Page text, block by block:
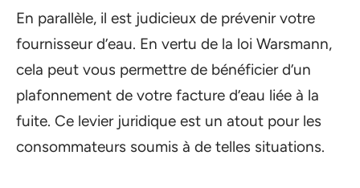
En parallèle, il est judicieux de prévenir votre
fournisseur d’eau. En vertu de la loi Warsmann,
cela peut vous permettre de bénéficier d’un
plafonnement de votre facture d’eau liée à la
fuite. Ce levier juridique est un atout pour les
consommateurs soumis à de telles situations.